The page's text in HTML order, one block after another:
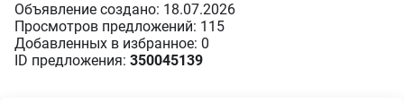
Объявление создано: 18.07.2026
Просмотров предложений: 115
Добавленных в избранное: 0
ID предложения: 350045139